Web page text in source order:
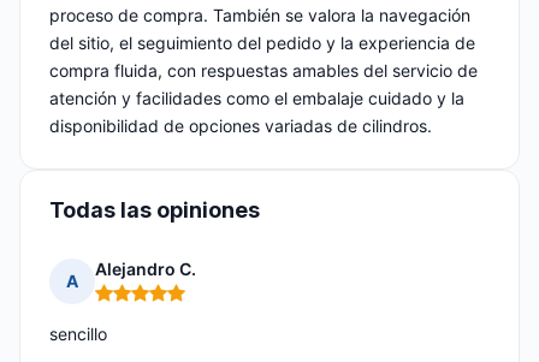
proceso de compra. También se valora la navegación
del sitio, el seguimiento del pedido y la experiencia de
compra fluida, con respuestas amables del servicio de
atención y facilidades como el embalaje cuidado y la
disponibilidad de opciones variadas de cilindros.
Todas las opiniones
A
Alejandro C.
Nota: 5 de 5
sencillo